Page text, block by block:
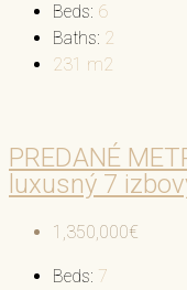
Beds: 6
Baths: 2
231 m2
PREDANÉ
luxusný 7
1,350,000€
Beds: 7